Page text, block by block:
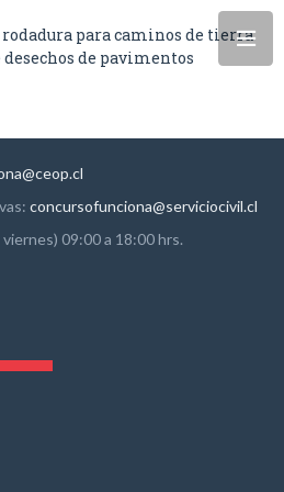
para caminos de tierra
de pavimentos
concursofunciona@serviciocivil.cl
09:00 a 18:00 hrs.